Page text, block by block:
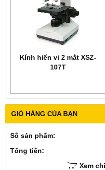
GIỎ HÀNG CỦA BẠN
Số sản phẩm:
Tổng tiền:
Xem
Kính hiển vi 2 mắt XSZ-
107T